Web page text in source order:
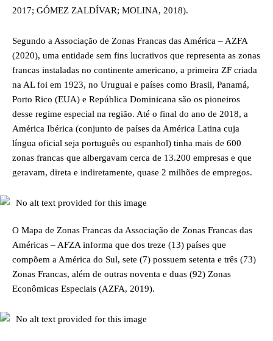
2017; GÓMEZ ZALDÍVAR; MOLINA, 2018).
Segundo a Associação de Zonas Francas das América – AZFA
(2020), uma entidade sem fins lucrativos que representa as zonas
francas instaladas no continente americano, a primeira ZF criada
na AL foi em 1923, no Uruguai e países como Brasil, Panamá,
Porto Rico (EUA) e República Dominicana são os pioneiros
desse regime especial na região. Até o final do ano de 2018, a
América Ibérica (conjunto de países da América Latina cuja
língua oficial seja português ou espanhol) tinha mais de 600
zonas francas que albergavam cerca de 13.200 empresas e que
geravam, direta e indiretamente, quase 2 milhões de empregos.
O Mapa de Zonas Francas da Associação de Zonas Francas das
Américas – AFZA informa que dos treze (13) países que
compõem a América do Sul, sete (7) possuem setenta e três (73)
Zonas Francas, além de outras noventa e duas (92) Zonas
Econômicas Especiais (AZFA, 2019).